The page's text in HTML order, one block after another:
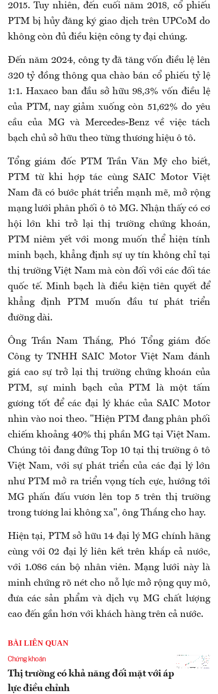
2015. Tuy nhiên, đến cuối năm 2018, cổ phiếu
PTM bị hủy đăng ký giao dịch trên UPCoM do
không còn đủ điều kiện công ty đại chúng.
Đến năm 2024, công ty đã tăng vốn điều lệ lên
320 tỷ đồng thông qua chào bán cổ phiếu tỷ lệ
1:1. Haxaco ban đầu sở hữu 98,3% vốn điều lệ
của PTM, nay giảm xuống còn 51,62% do yêu
cầu của MG và Mercedes-Benz về việc tách
bạch chủ sở hữu theo từng thương hiệu ô tô.
Tổng giám đốc PTM Trần Văn Mỹ cho biết,
PTM từ khi hợp tác cùng SAIC Motor Việt
Nam đã có bước phát triển mạnh mẽ, mở rộng
mạng lưới phân phối ô tô MG. Nhận thấy có cơ
hội lớn khi trở lại thị trường chứng khoán,
PTM niêm yết với mong muốn thể hiện tính
minh bạch, khẳng định sự uy tín không chỉ tại
thị trường Việt Nam mà còn đối với các đối tác
quốc tế. Minh bạch là điều kiện tiên quyết để
khẳng định PTM muốn đầu tư phát triển
đường dài.
Ông Trần Nam Thắng, Phó Tổng giám đốc
Công ty TNHH SAIC Motor Việt Nam đánh
giá cao sự trở lại thị trường chứng khoán của
PTM, sự minh bạch của PTM là một tấm
gương tốt để các đại lý khác của SAIC Motor
nhìn vào noi theo. "Hiện PTM đang phân phối
chiếm khoảng 40% thị phần MG tại Việt Nam.
Chúng tôi đang đứng Top 10 tại thị trường ô tô
Việt Nam, với sự phát triển của các đại lý lớn
như PTM mở ra triển vọng tích cực, hướng tới
MG phấn đấu vươn lên top 5 trên thị trường
trong tương lai không xa", ông Thắng cho hay.
Hiện tại, PTM sở hữu 14 đại lý MG chính hãng
cùng với 02 đại lý liên kết trên khắp cả nước,
với 1.086 cán bộ nhân viên. Mạng lưới này là
minh chứng rõ nét cho nỗ lực mở rộng quy mô,
đưa các sản phẩm và dịch vụ MG chất lượng
cao đến gần hơn với khách hàng trên cả nước.
BÀI LIÊN QUAN
Chứng khoán
Thị trường có khả năng đối mặt với áp
lực điều chỉnh